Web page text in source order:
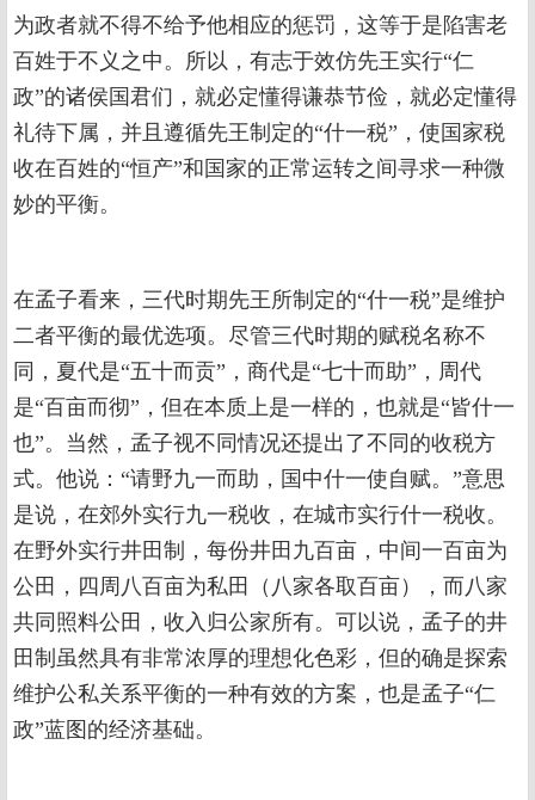
为政者就不得不给予他相应的惩罚，这等于是陷害老
百姓于不义之中。所以，有志于效仿先王实行“仁
政”的诸侯国君们，就必定懂得谦恭节俭，就必定懂得
礼待下属，并且遵循先王制定的“什一税”，使国家税
收在百姓的“恒产”和国家的正常运转之间寻求一种微
妙的平衡。
在孟子看来，三代时期先王所制定的“什一税”是维护
二者平衡的最优选项。尽管三代时期的赋税名称不
同，夏代是“五十而贡”，商代是“七十而助”，周代
是“百亩而彻”，但在本质上是一样的，也就是“皆什一
也”。当然，孟子视不同情况还提出了不同的收税方
式。他说：“请野九一而助，国中什一使自赋。”意思
是说，在郊外实行九一税收，在城市实行什一税收。
在野外实行井田制，每份井田九百亩，中间一百亩为
公田，四周八百亩为私田（八家各取百亩），而八家
共同照料公田，收入归公家所有。可以说，孟子的井
田制虽然具有非常浓厚的理想化色彩，但的确是探索
维护公私关系平衡的一种有效的方案，也是孟子“仁
政”蓝图的经济基础。